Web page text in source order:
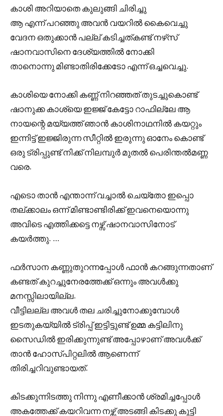
കാശി അറിയാതെ കുലുങ്ങി ചിരിച്ചു
ആ എന്ന് പറഞ്ഞു അവൻ വയറിൽ കൈവെച്ചു
വേദന ഒതുക്കാൻ പല്ല് കടിച്ചത്കണ്ട് നഴ്‌സ്
ഷാനവാസിനെ ദേശ്യത്തിൽ നോക്കി
താനൊന്നു മിണ്ടാതിരിക്കേടോ എന്ന് ഒച്ചവെച്ചു.
കാശിയെ നോക്കി കണ്ണ് നിറഞ്ഞത് തുടച്ചുകൊണ്ട്
ഷാനുക്ക കാശ്യെ ഇജ്ജ് കേട്ടോ റാഫില്ലേ ആ
നായന്റെ മയ്യത്ത് ഞാൻ കാശിനാഥനിൽ കയറ്റും
ഇന്നിട്ട് ഇജ്ജിരുന്ന സീറ്റിൽ ഇരുന്നു ഓനേം കൊണ്ട്
ഒരു ട്രിപ്പുണ്ട് നിക്ക് നിലമ്പുർ മുതൽ പെരിന്തൽമണ്ണ
വരെ.
എടൊ താൻ എന്താന്ന് വച്ചാൽ ചെയ്തോ ഇപ്പൊ
തല്ക്കാലം ഒന്ന് മിണ്ടാണ്ടിരിക്ക് ഇവനെയൊന്നു
അവിടെ എത്തിക്കട്ടെ നഴ്സ് ഷാനവാസിനോട്
കയർത്തു. …
ഫർസാന കണ്ണുതുറന്നപ്പോൾ ഫാൻ കറങ്ങുന്നതാണ്
കണ്ടത് കുറച്ചുനേരത്തേക്ക് ഒന്നും അവൾക്കു
മനസ്സിലായില്ല.
വീട്ടിലല്ല അവൾ തല ചരിച്ചുനോക്കുമ്പോൾ
ഇടതുകയ്യിൽ ട്രിപ്പ് ഇട്ടിട്ടുണ്ട് ഉമ്മ കട്ടിലിനു
സൈഡിൽ ഇരിക്കുന്നുണ്ട് അപ്പോഴാണ് അവൾക്ക്
താൻ ഹോസ്പിറ്റലിൽ ആണെന്ന്
തിരിച്ചറിവുണ്ടായത്.
കിടക്കുന്നിടത്തു നിന്നു എണീക്കാൻ ശ്രമിച്ചപ്പോൾ
അകത്തേക്ക് കയറിവന്ന നഴ്സ് അടങ്ങി കിടക്കു കുട്ടി